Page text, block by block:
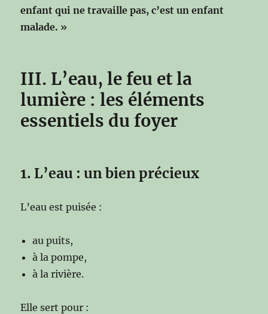
enfant qui ne travaille pas, c’est un enfant
malade. »
III. L’eau, le feu et la
lumière : les éléments
essentiels du foyer
1. L’eau : un bien précieux
L’eau est puisée :
au puits,
à la pompe,
à la rivière.
Elle sert pour :